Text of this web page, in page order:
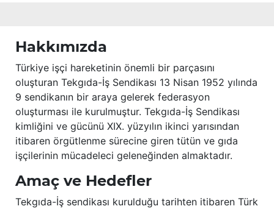
Hakkımızda
Türkiye işçi hareketinin önemli bir parçasını
oluşturan Tekgıda-İş Sendikası 13 Nisan 1952 yılında
9 sendikanın bir araya gelerek federasyon
oluşturması ile kurulmuştur. Tekgıda-İş Sendikası
kimliğini ve gücünü XIX. yüzyılın ikinci yarısından
itibaren örgütlenme sürecine giren tütün ve gıda
işçilerinin mücadeleci geleneğinden almaktadır.
Amaç ve Hedefler
Tekgıda-İş sendikası kurulduğu tarihten itibaren Türk